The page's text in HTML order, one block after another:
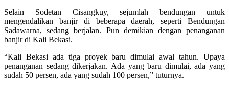
Selain Sodetan Cisangkuy, sejumlah bendungan untuk
mengendalikan banjir di beberapa daerah, seperti Bendungan
Sadawarna, sedang berjalan. Pun demikian dengan penanganan
banjir di Kali Bekasi.
“Kali Bekasi ada tiga proyek baru dimulai awal tahun. Upaya
penanganan sedang dikerjakan. Ada yang baru dimulai, ada yang
sudah 50 persen, ada yang sudah 100 persen,” tuturnya.